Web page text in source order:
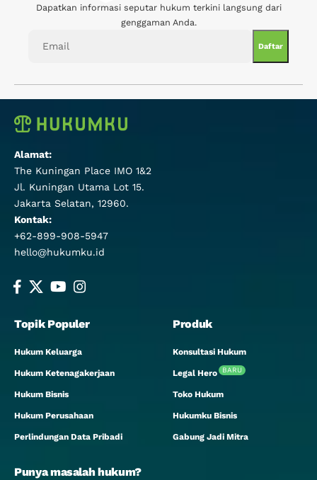
Dapatkan informasi seputar hukum terkini langsung dari
genggaman Anda.
Alamat:
The Kuningan Place IMO 1&2
Jl. Kuningan Utama Lot 15.
Jakarta Selatan, 12960.
Kontak:
+62-899-908-5947
hello@hukumku.id
Topik Populer
Hukum Keluarga
Hukum Ketenagakerjaan
Hukum Bisnis
Hukum Perusahaan
Perlindungan Data Pribadi
Produk
Konsultasi Hukum
Legal Hero BARU
Toko Hukum
Hukumku Bisnis
Gabung Jadi Mitra
Punya masalah hukum?